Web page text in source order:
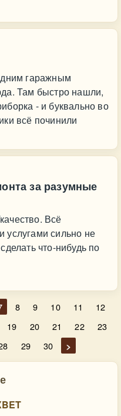
гаражным
Там быстро нашли,
- и буквально во
всё починили
за разумные
Всё
услугами сильно не
что-нибудь по
8 9 10 11
12
19 20 21 22
23
29 30 >